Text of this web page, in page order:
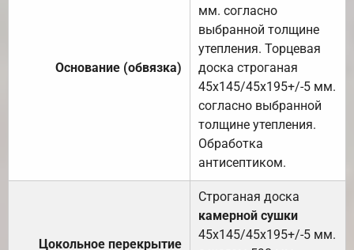
Основание (обвязка)
мм. согласно
выбранной толщине
утепления. Торцевая
доска строганая
45х145/45х195+/-5 мм.
согласно выбранной
толщине утепления.
Обработка
антисептиком.
Цокольное перекрытие
Строганая доска
камерной сушки
45х145/45х195+/-5 мм.